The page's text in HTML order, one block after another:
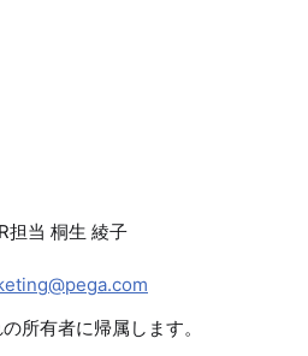
担当 桐生 綾子
所有者に帰属します。